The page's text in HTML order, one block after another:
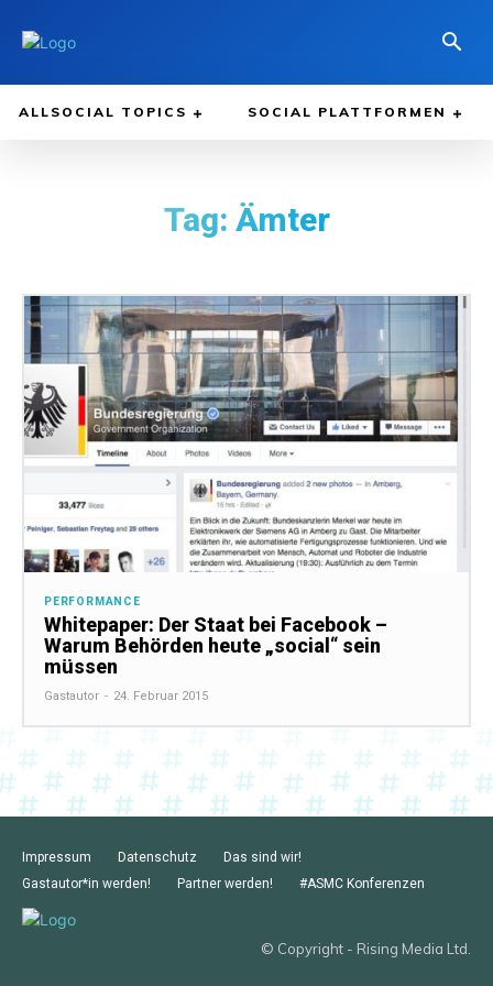
ALLSOCIAL TOPICS SOCIAL PLATTFORMEN
Tag: Ämter
PERFORMANCE
Whitepaper: Der Staat bei Facebook –
Warum Behörden heute „social“ sein
müssen
Gastautor - 24. Februar 2015
Impressum Datenschutz
Das sind wir!
Gastautor*in werden!
Partner werden! #ASMC Konferenzen
© Copyright - Rising Media Ltd.